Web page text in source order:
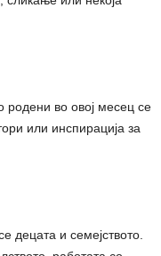
родени во овој месец се
или инспирација за
децата и семејството.